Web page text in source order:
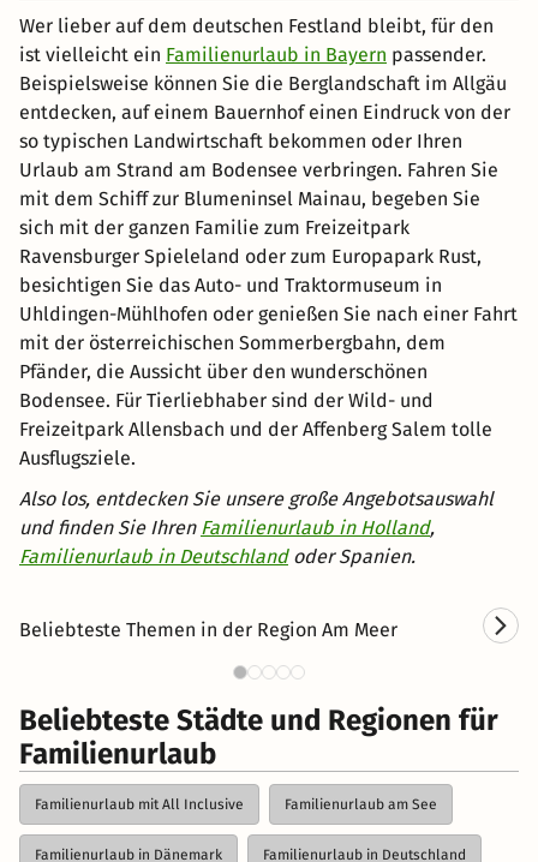
Wer lieber auf dem deutschen Festland bleibt, für den
ist vielleicht ein Familienurlaub in Bayern passender.
Beispielsweise können Sie die Berglandschaft im Allgäu
entdecken, auf einem Bauernhof einen Eindruck von der
so typischen Landwirtschaft bekommen oder Ihren
Urlaub am Strand am Bodensee verbringen. Fahren Sie
mit dem Schiff zur Blumeninsel Mainau, begeben Sie
sich mit der ganzen Familie zum Freizeitpark
Ravensburger Spieleland oder zum Europapark Rust,
besichtigen Sie das Auto- und Traktormuseum in
Uhldingen-Mühlhofen oder genießen Sie nach einer Fahrt
mit der österreichischen Sommerbergbahn, dem
Pfänder, die Aussicht über den wunderschönen
Bodensee. Für Tierliebhaber sind der Wild- und
Freizeitpark Allensbach und der Affenberg Salem tolle
Ausflugsziele.
Also los, entdecken Sie unsere große Angebotsauswahl
und finden Sie Ihren Familienurlaub in Holland,
Familienurlaub in Deutschlandoder Spanien.
Beliebteste Themen in der Region Am Meer
Kurzurlaub am Meer
Beliebteste Städte und Regionen für
Familienurlaub
Familienurlaub mit All Inclusive Familienurlaub am See
Familienurlaub in Dänemark Familienurlaub in Deutschland